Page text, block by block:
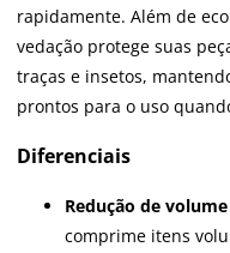
rapidamente. Além de
vedação protege suas
traças e insetos,
prontos para o uso
Diferenciais
Redução de
comprime itens